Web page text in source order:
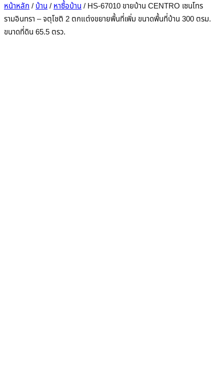
หน้าหลัก/บ้าน/หาซื้อบ้าน/ HS-67010 ขายบ้าน CENTRO เซนโทร
รามอินทรา – จตุโชติ 2 ตกแต่งขยายพื้นที่เพิ่ม ขนาดพื้นที่บ้าน 300 ตรม.
ขนาดที่ดิน 65.5 ตรว.